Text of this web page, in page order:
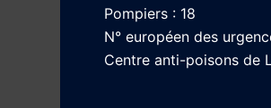
Pompiers : 18
N° européen des
Centre anti-poisons de